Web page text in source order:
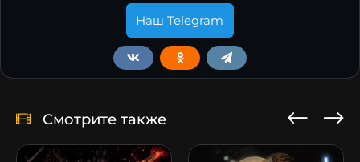
Наш Telegram
Смотрите также